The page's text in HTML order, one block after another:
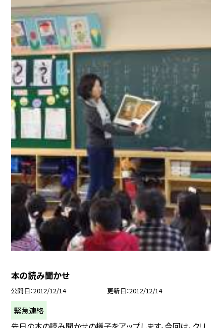
本の読み聞かせ
公開日 2012/12/14 更新日 2012/12/14
緊急連絡